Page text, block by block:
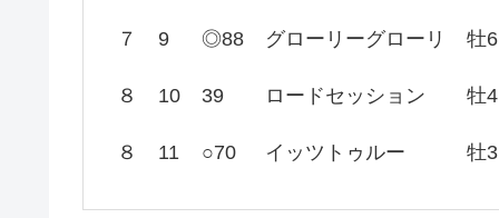
７ 9 ◎88 グローリーグローリ 牡6
８ 10 39 ロードセッション 牡4
８ 11 ○70 イッツトゥルー 牡3